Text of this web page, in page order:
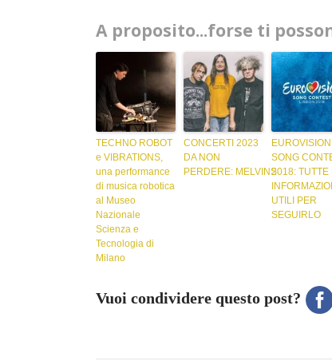
A proposito...forse ti
TECHNO ROBOT
e VIBRATIONS,
una performance
di musica robotica
al Museo
Nazionale
Scienza e
Tecnologia di
Milano
CONCERTI 2023
DA NON
PERDERE: MELVINS
EUROVISION
SONG
2018: TUTTE
UTILI PER
SEGUIRLO
Vuoi condividere questo post?